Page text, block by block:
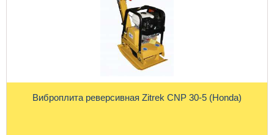
Виброплита реверсивная Zitrek CNP 30-5 (Honda)